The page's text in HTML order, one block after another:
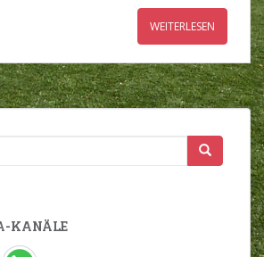
WEITERLESEN
KANÄLE